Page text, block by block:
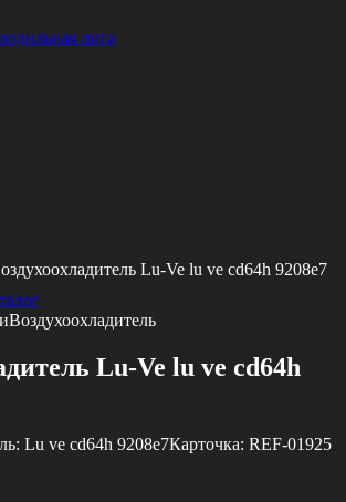
лига
Lu-Ve lu ve cd64h 9208e7
Воздухоохладитель
Lu-Ve lu ve cd64h
Lu ve cd64h 9208e7Карточка: REF-01925